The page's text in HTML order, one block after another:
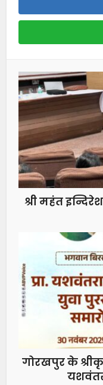
श्री महंत
गोरखपुर के